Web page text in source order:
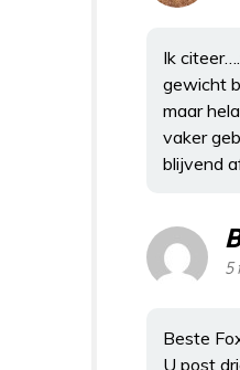
Ik
gewicht
maar
vaker
blijvend
5
Beste
U post